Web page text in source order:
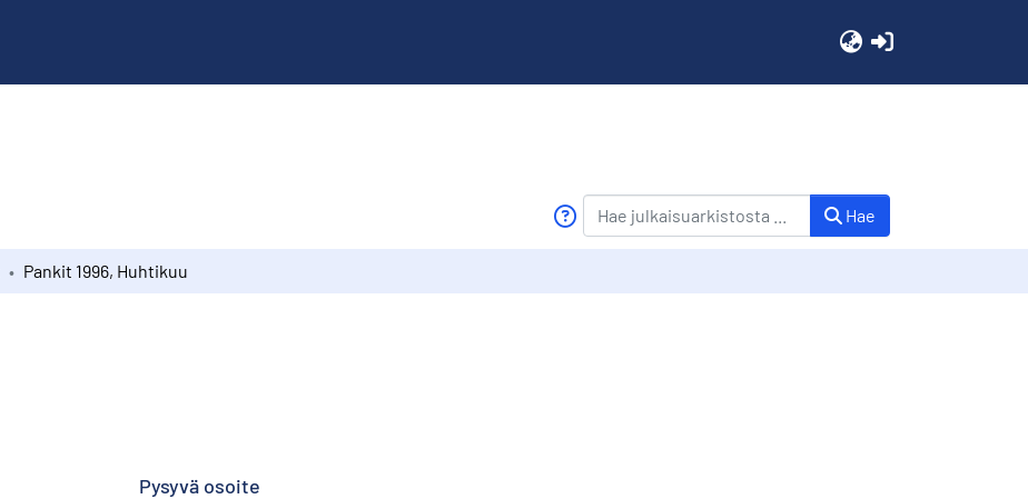
Hae
Pankit 1996, Huhtikuu
Pysyvä osoite